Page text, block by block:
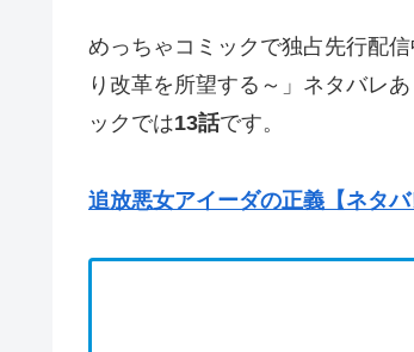
めっちゃコミックで独占先行配
り改革を所望する～」ネタバレ
ックでは13話です。
追放悪女アイーダの正義【ネタ